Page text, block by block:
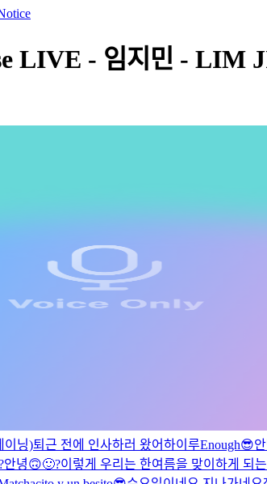
LIVE - 임지민 - LIM
이닝)퇴근 전에 인사하러 왔어하이루Enough😎
안녕🙃🙂?이렇게 우리는 한여름을 맞이하게 되